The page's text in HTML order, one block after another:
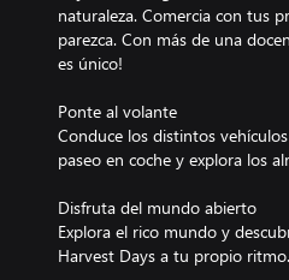
naturaleza. Comercia con tus
parezca. Con más de una
es único!
Ponte al volante
Conduce los distintos
paseo en coche y explora los
Disfruta del mundo abierto
Explora el rico mundo y
Harvest Days a tu propio ritmo.